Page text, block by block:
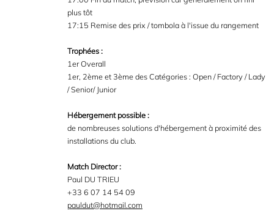
plus tôt
17:15 Remise des prix / tombola à l'issue du rangement
Trophées :
1er Overall
1er, 2ème et 3ème des Catégories : Open / Factory / Lady
/ Senior/ Junior
Hébergement possible :
de nombreuses solutions d'hébergement à proximité des
installations du club.
Match Director :
Paul DU TRIEU
+33 6 07 14 54 09
pauldut@hotmail.com